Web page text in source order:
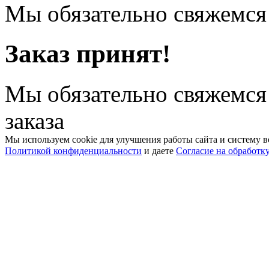
Мы обязательно
Заказ принят!
Мы обязательно
заказа
Мы используем cookie для улучшения работы сайта и систему
Политикой конфиденциальности и даете Согласие на